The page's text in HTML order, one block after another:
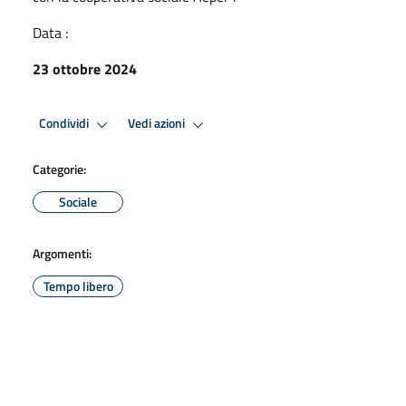
Data :
23 ottobre 2024
Condividi Vedi azioni
Categorie:
Sociale
Argomenti:
Tempo libero